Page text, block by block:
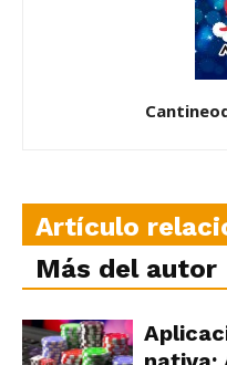
Artículo
Más del autor